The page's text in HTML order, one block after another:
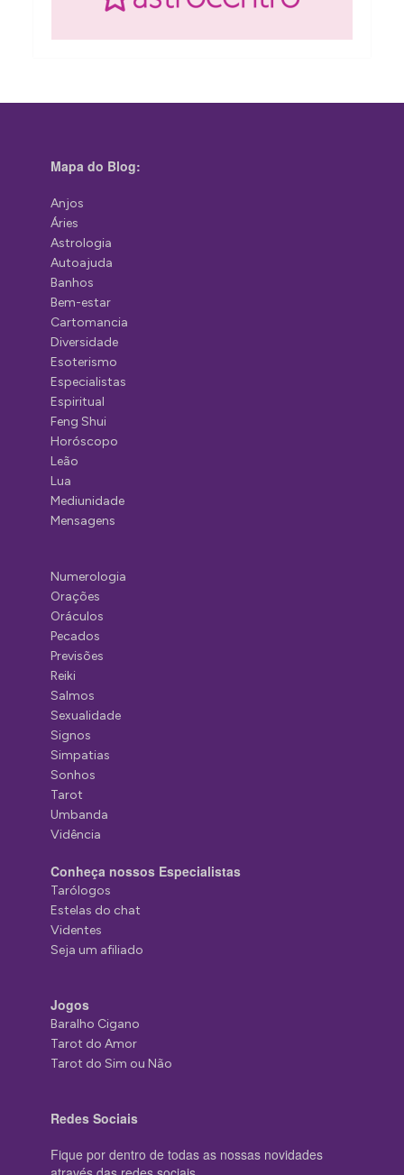
Mapa do Blog:
Anjos
Áries
Astrologia
Autoajuda
Banhos
Bem-estar
Cartomancia
Diversidade
Esoterismo
Especialistas
Espiritual
Feng Shui
Horóscopo
Leão
Lua
Mediunidade
Mensagens
Numerologia
Orações
Oráculos
Pecados
Previsões
Reiki
Salmos
Sexualidade
Signos
Simpatias
Sonhos
Tarot
Umbanda
Vidência
Conheça nossos Especialistas
Tarólogos
Estelas do chat
Videntes
Seja um afiliado
Jogos
Baralho Cigano
Tarot do Amor
Tarot do Sim ou Não
Redes Sociais
Fique por dentro de todas as nossas novidades